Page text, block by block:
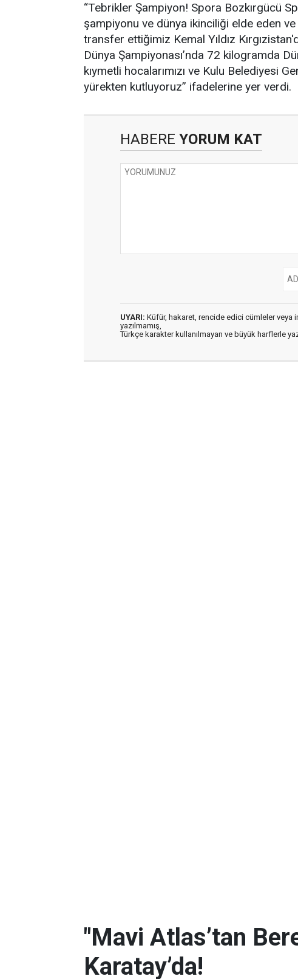
“Tebrikler Şampiyon! Spora Bozkırgücü
şampiyonu ve dünya ikinciliği elde eden
transfer ettiğimiz Kemal Yıldız
Dünya Şampiyonası’nda 72 kilogramda
kıymetli hocalarımızı ve Kulu Belediyesi
yürekten kutluyoruz” ifadelerine yer verdi.
HABERE YORUM KAT
UYARI: Küfür, hakaret, rencide edici cümleler veya
yazılmamış,
Türkçe karakter kullanılmayan ve büyük harflerle
"Mavi Atlas’tan
Karatay’da!